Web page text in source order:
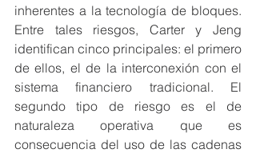
inherentes a la tecnología de bloques.
Entre tales riesgos, Carter y Jeng
identifican cinco principales: el primero
de ellos, el de la interconexión con el
sistema financiero tradicional. El
segundo tipo de riesgo es el de
naturaleza operativa que es
consecuencia del uso de las cadenas